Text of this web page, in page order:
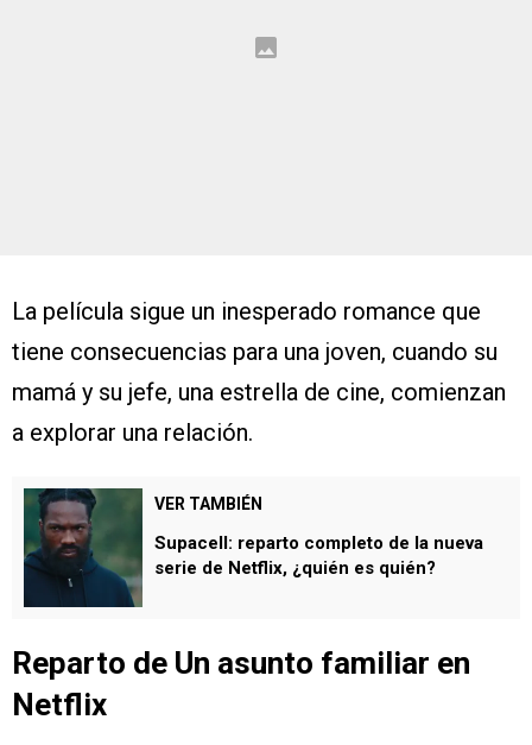
La película sigue un inesperado romance que
tiene consecuencias para una joven, cuando su
mamá y su jefe, una estrella de cine, comienzan
a explorar una relación.
VER TAMBIÉN
Supacell: reparto completo de la nueva
serie de Netflix, ¿quién es quién?
Reparto de Un asunto familiar en
Netflix